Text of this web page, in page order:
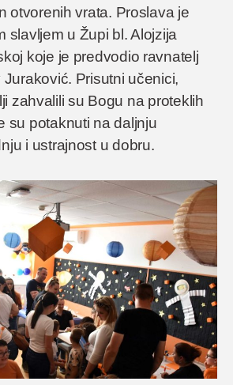
otvorenih vrata. Proslava je
slavljem u Župi bl. Alojzija
koje je predvodio ravnatelj
Prisutni učenici,
zahvalili su Bogu na proteklih
su potaknuti na daljnju
i ustrajnost u dobru.